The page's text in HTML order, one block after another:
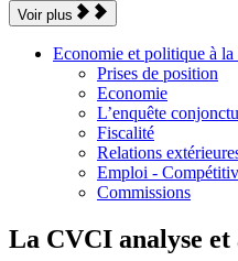
Voir plus
Economie et politique à la
Prises de position
Economie
L’enquête
Fiscalité
Relations
Emploi -
Commissions
La CVCI analyse et